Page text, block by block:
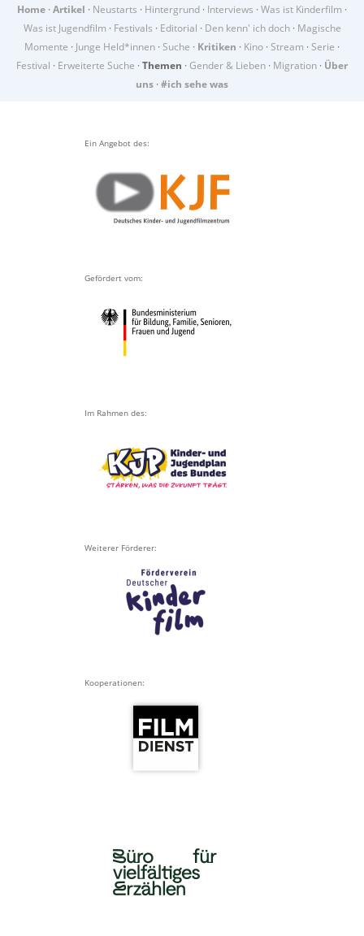
Home · Artikel · Neustarts · Hintergrund · Interviews · Was ist Kinderfilm ·
Was ist Jugendfilm · Festivals · Editorial · Den kenn' ich doch· Magische
Momente · Junge Held*innen · Suche · Kritiken · Kino · Stream · Serie ·
Festival · Erweiterte Suche · Themen · Gender & Lieben · Migration · Über
uns · #ich sehe was
Ein Angebot des:
Gefördert vom:
Im Rahmen des:
Weiterer Förderer:
Kooperationen: